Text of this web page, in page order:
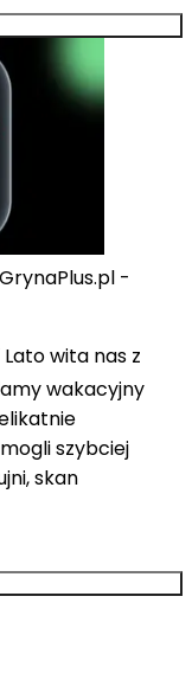
-
Lato wita nas z
wakacyjny
szybciej
skan